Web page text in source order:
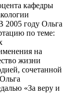
кафедры
2005 году Ольга
по теме:
на
жизни
сочетанной
«За веру и